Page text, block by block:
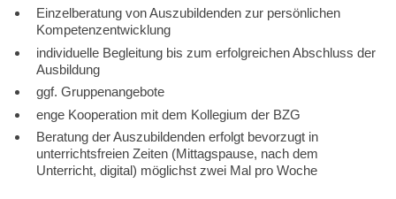
Einzelberatung von Auszubildenden zur persönlichen
Kompetenzentwicklung
individuelle Begleitung bis zum erfolgreichen Abschluss der
Ausbildung
ggf. Gruppenangebote
enge Kooperation mit dem Kollegium der BZG
Beratung der Auszubildenden erfolgt bevorzugt in
unterrichtsfreien Zeiten (Mittagspause, nach dem
Unterricht, digital) möglichst zwei Mal pro Woche